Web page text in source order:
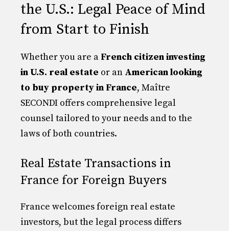
the U.S.: Legal Peace of Mind
from Start to Finish
Whether you are a French citizen investing
in U.S. real estate or an American looking
to buy property in France, Maître
SECONDI offers comprehensive legal
counsel tailored to your needs and to the
laws of both countries.
Real Estate Transactions in
France for Foreign Buyers
France welcomes foreign real estate
investors, but the legal process differs